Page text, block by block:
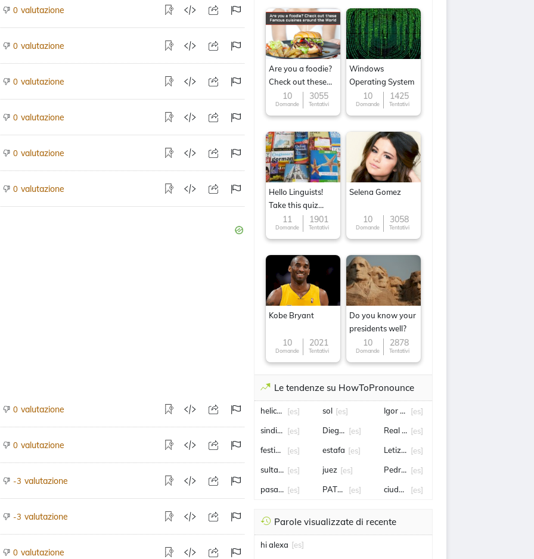
0 valutazione
0 valutazione
0 valutazione
0 valutazione
0 valutazione
0 valutazione
0 valutazione
0 valutazione
-3 valutazione
-3 valutazione
0 valutazione
Are you a foodie?
Check out these
Famous cuisines
around the World
10
Domande
3055
Tentativi
Windows
Operating System
10
Domande
1425
Tentativi
Hello Linguists!
Take this quiz
now!11
Domande
1901
Tentativi
Selena Gomez
10
Domande
3058
Tentativi
Kobe Bryant
10
Domande
2021
Tentativi
Do you know your
presidents well?
10
Domande
2878
Tentativi
Le tendenze su HowToPronounce
helicóptero
[es]
sindicato[es]
festividad
[es]
sultanes[es]
pasaporte
[es]
sol [es]
Diego Latorre
[es]
estafa [es]
juez [es]
PATRICIA BENAVIDES
[es]
Igor Lichnovsky
[es]
Real Betis
[es]
Letizia Ortiz
[es]
Pedro Castillo
[es]
ciudad [es]
Parole visualizzate di recente
hi alexa [es]